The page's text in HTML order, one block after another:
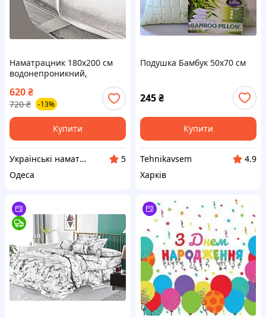
Наматрацник 180х200 см
водонепроникний,
непромокаюче махрове на
4 гумках по кутах
620₴
720 ₴ -13%
Купити
Українські наматрацники
5
Одеса
Подушка Бамбук 50х70 см
245₴
Купити
Tehnikavsem
4.9
Харків